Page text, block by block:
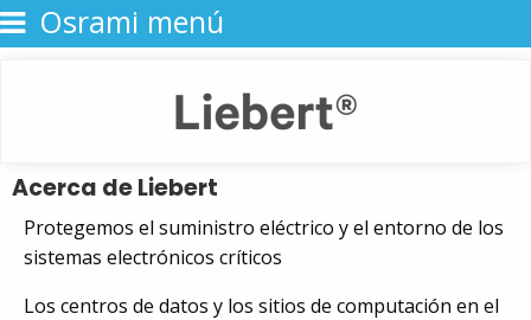
Osrami menú
Acerca de Liebert
Protegemos el suministro eléctrico y el entorno de los
sistemas electrónicos críticos
Los centros de datos y los sitios de computación en el